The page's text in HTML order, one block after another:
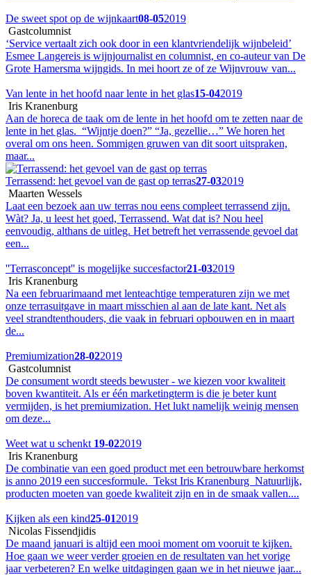
De sweet spot op de wijnkaart08-052019
Gastcolumnist
‘Service vertaalt zich ook door in een klantvriendelijk wijnbeleid’
Esmee Langereis is wijnjournalist en columnist, en co-auteur van De
Grote Hamersma wijngids. In mei hoort ze of ze Wijnvrouw van...
Van lente in het hoofd naar lente in het glas15-042019
Iris Kranenburg
Aan de horeca de taak om de lente in het hoofd om te zetten naar de
lente in het glas. “Wijntje doen?” “Ja, gezellie…” We horen het
overal om ons heen. Sommigen gruwen van dit soort uitspraken,
maar...
Terrassend: het gevoel van de gast op terras27-032019
Maarten Wessels
Laat een bezoek aan uw terras nou eens compleet terrassend zijn.
Wàt? Ja, u leest het goed, Terrassend. Wat dat is? Nou heel
eenvoudig, althans de uitleg. Het betreft het verrassende gevoel dat
een...
''Terrasconcept'' is mogelijke succesfactor21-032019
Iris Kranenburg
Na een februarimaand met lenteachtige temperaturen zijn we met
onze terrasuitgave in maart misschien al aan de late kant. Net als
veel strandtenthouders, die vaak in februari opbouwen en in maart
de...
Premiumization28-022019
Gastcolumnist
De consument wordt steeds bewuster - we kiezen voor kwaliteit
boven kwantiteit. Als er één marketingterm is die je beter kunt
vermijden, is het premiumization. Het lukt namelijk weinig mensen
om deze...
Weet wat u schenkt 19-022019
Iris Kranenburg
De combinatie van een goed product met een betrouwbare herkomst
is anno 2019 een succesformule. Tekst Iris Kranenburg Natuurlijk,
producten moeten van goede kwaliteit zijn en in de smaak vallen....
Kijken als een kind25-012019
Nicolas Fissendjidis
De maand januari is altijd een mooi moment om vooruit te kijken.
Hoe gaan we weer verder groeien en de resultaten van het vorige
jaar verbeteren? En welke uitdagingen gaan we in het nieuwe jaar...